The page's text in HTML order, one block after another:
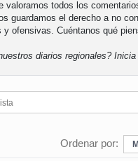
valoramos todos los
guardamos el derecho a no
y ofensivas. Cuéntanos qué
diarios regionales?Inicia
Ordenar por: